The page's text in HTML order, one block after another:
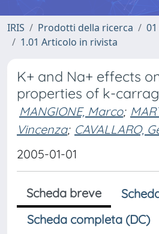
IRIS Prodotti della ricerca
1.01 Articolo in rivista
K+ and Na+ effects
properties of k-
MANGIONE, Marco;
Vincenza; CAVALLARO,
2005-01-01
Scheda breve
Scheda completa (DC)